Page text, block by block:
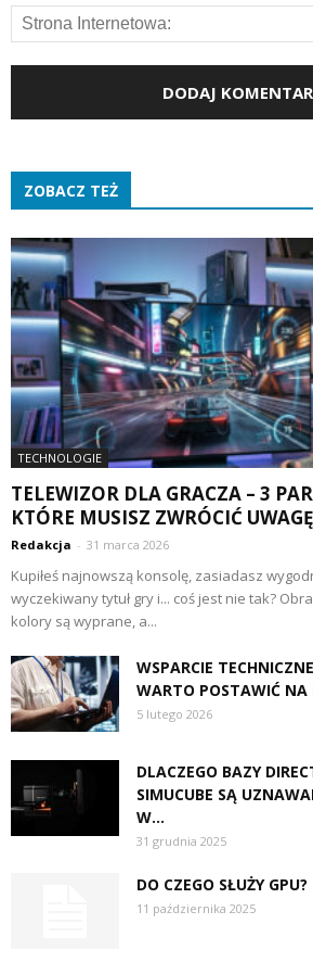
ZOBACZ TEŻ
TECHNOLOGIE
TELEWIZOR DLA GRACZA – 3
KTÓRE MUSISZ ZWRÓCIĆ
Redakcja - 31 marca 2026
Kupiłeś najnowszą konsolę, zasiadasz
wyczekiwany tytuł gry i... coś jest nie tak?
kolory są wyprane, a...
WSPARCIE
WARTO POSTAWIĆ NA
5 lutego 2026
DLACZEGO BAZY
SIMUCUBE SĄ
W...
31 grudnia 2025
DO CZEGO SŁUŻY GPU?
11 października 2025